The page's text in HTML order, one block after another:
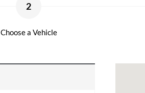
2
Choose a Vehicle